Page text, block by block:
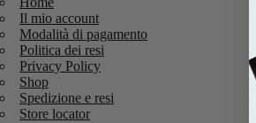
Il mio account
Modalità di pagamento
Politica dei resi
Privacy Policy
Shop
Spedizione e resi
Store locator